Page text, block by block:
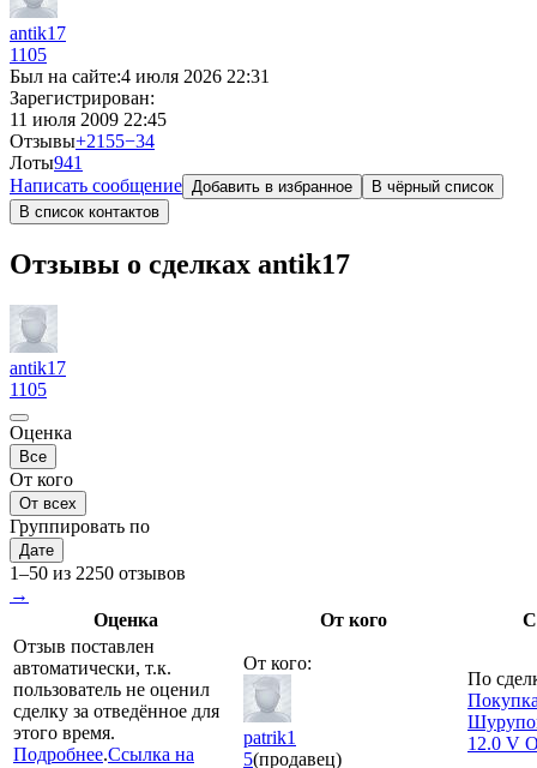
antik17
1105
Был на сайте:4 июля 2026 22:31
Зарегистрирован:
11 июля 2009 22:45
Отзывы+2155−34
Лоты941
Написать сообщение Добавить в избранное
В чёрный список
В список контактов
Отзывы о сделках antik17
antik17
1105
Оценка
Все
От кого
От всех
Группировать по
Дате
1–50 из 2250 отзывов
→
Оценка
От кого
Отзыв поставлен
автоматически, т.к.
пользователь не оценил
сделку за отведённое для
этого время.
Подробнее.Ссылка на
От кого:
patrik1
5(продавец)
По
12.0 V